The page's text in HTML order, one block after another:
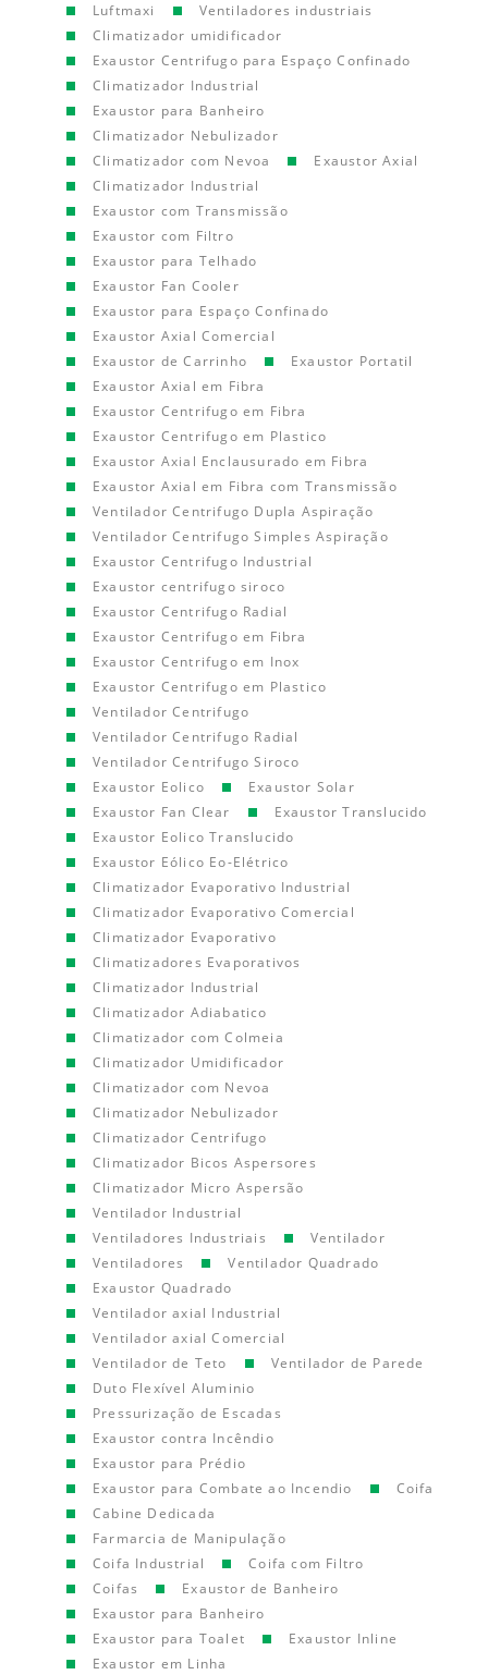
Luftmaxi
Ventiladores industriais
Climatizador umidificador
Exaustor Centrifugo para Espaço Confinado
Climatizador Industrial
Exaustor para Banheiro
Climatizador Nebulizador
Climatizador com Nevoa
Exaustor Axial
Climatizador Industrial
Exaustor com Transmissão
Exaustor com Filtro
Exaustor para Telhado
Exaustor Fan Cooler
Exaustor para Espaço Confinado
Exaustor Axial Comercial
Exaustor de Carrinho
Exaustor Portatil
Exaustor Axial em Fibra
Exaustor Centrifugo em Fibra
Exaustor Centrifugo em Plastico
Exaustor Axial Enclausurado em Fibra
Exaustor Axial em Fibra com Transmissão
Ventilador Centrifugo Dupla Aspiração
Ventilador Centrifugo Simples Aspiração
Exaustor Centrifugo Industrial
Exaustor centrifugo siroco
Exaustor Centrifugo Radial
Exaustor Centrifugo em Fibra
Exaustor Centrifugo em Inox
Exaustor Centrifugo em Plastico
Ventilador Centrifugo
Ventilador Centrifugo Radial
Ventilador Centrifugo Siroco
Exaustor Eolico
Exaustor Solar
Exaustor Fan Clear
Exaustor Translucido
Exaustor Eolico Translucido
Exaustor Eólico Eo-Elétrico
Climatizador Evaporativo Industrial
Climatizador Evaporativo Comercial
Climatizador Evaporativo
Climatizadores Evaporativos
Climatizador Industrial
Climatizador Adiabatico
Climatizador com Colmeia
Climatizador Umidificador
Climatizador com Nevoa
Climatizador Nebulizador
Climatizador Centrifugo
Climatizador Bicos Aspersores
Climatizador Micro Aspersão
Ventilador Industrial
Ventiladores Industriais
Ventilador
Ventiladores
Ventilador Quadrado
Exaustor Quadrado
Ventilador axial Industrial
Ventilador axial Comercial
Ventilador de Teto
Ventilador de Parede
Duto Flexível Aluminio
Pressurização de Escadas
Exaustor contra Incêndio
Exaustor para Prédio
Exaustor para Combate ao Incendio
Coifa
Cabine Dedicada
Farmarcia de Manipulação
Coifa Industrial
Coifa com Filtro
Coifas
Exaustor de Banheiro
Exaustor para Banheiro
Exaustor para Toalet
Exaustor Inline
Exaustor em Linha